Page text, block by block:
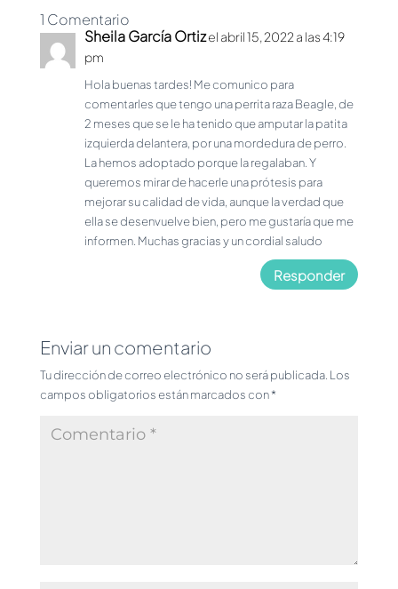
1 Comentario
Sheila García Ortizel abril 15, 2022 a las 4:19
pm
Hola buenas tardes! Me comunico para
comentarles que tengo una perrita raza Beagle, de
2 meses que se le ha tenido que amputar la patita
izquierda delantera, por una mordedura de perro.
La hemos adoptado porque la regalaban. Y
queremos mirar de hacerle una prótesis para
mejorar su calidad de vida, aunque la verdad que
ella se desenvuelve bien, pero me gustaría que me
informen. Muchas gracias y un cordial saludo
Responder
Enviar un comentario
Tu dirección de correo electrónico no será publicada. Los
campos obligatorios están marcados con*